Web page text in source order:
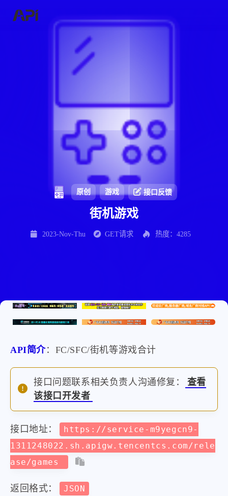
原创 游戏 接口反馈
街机游戏
2023-Nov-Thu GET请求 热度：4285
API简介：FC/SFC/街机等游戏合计
接口问题联系相关负责人沟通修复：
查看
该接口开发者
接口地址：
https://service-m9yegcn9-
1311248022.sh.apigw.tencentcs.com/rele
ase/games
返回格式： JSON